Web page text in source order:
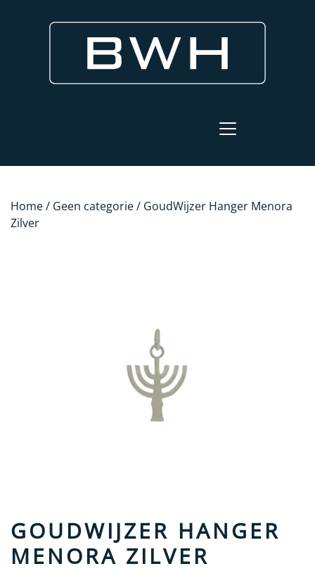
Home/ Geen categorie/ GoudWijzer Hanger Menora
Zilver
GOUDWIJZER HANGER
MENORA ZILVER